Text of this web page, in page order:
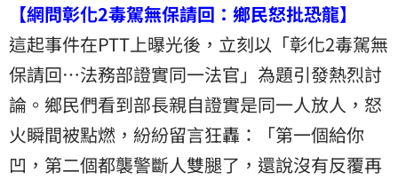
【網問彰化2毒駕無保請回：鄉民怒批恐龍】
這起事件在PTT上曝光後，立刻以「彰化2毒駕無
保請回…法務部證實同一法官」為題引發熱烈討
論。鄉民們看到部長親自證實是同一人放人，怒
火瞬間被點燃，紛紛留言狂轟：「第一個給你
凹，第二個都襲警斷人雙腿了，還說沒有反覆再